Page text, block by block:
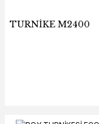
TURNİKE M2400